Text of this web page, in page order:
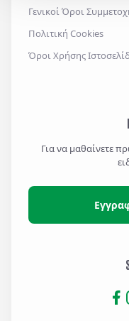
Γενικοί Όροι
Πολιτική Cookies
Όροι Χρήσης
Για να μαθαίνετε